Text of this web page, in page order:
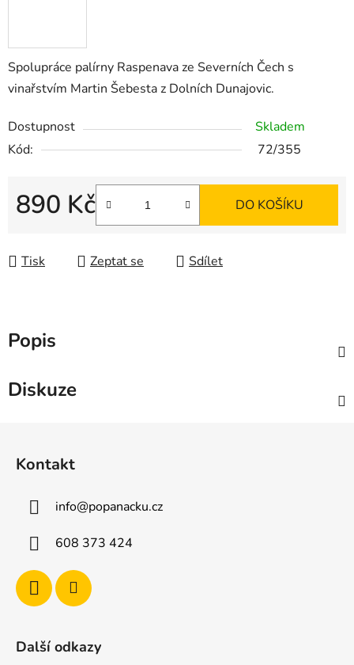
Spolupráce palírny Raspenava ze Severních Čech s
vinařstvím Martin Šebesta z Dolních Dunajovic.
Dostupnost
Skladem
Kód:
72/355
890 Kč DO KOŠÍKU
Tisk Zeptat se Sdílet
Popis
Diskuze
Kontakt
info@popanacku.cz
608 373 424
Další odkazy